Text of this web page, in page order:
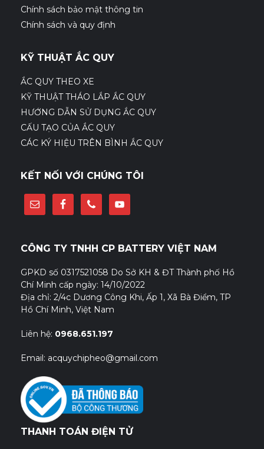
Chính sách bảo mật thông tin
Chính sách và quy định
KỸ THUẬT ẮC QUY
ẮC QUY THEO XE
KỸ THUẬT THÁO LẮP ẮC QUY
HƯỚNG DẪN SỬ DỤNG ẮC QUY
CẤU TẠO CỦA ẮC QUY
CÁC KÝ HIỆU TRÊN BÌNH ẮC QUY
KẾT NỐI VỚI CHÚNG TÔI
CÔNG TY TNHH CP BATTERY VIỆT NAM
GPKD số 0317521058 Do Sở KH & ĐT Thành phố Hồ
Chí Minh cấp ngày: 14/10/2022
Địa chỉ: 2/4c Dương Công Khi, Ấp 1, Xã Bà Điểm, TP
Hồ Chí Minh, Việt Nam
Liên hệ: 0968.651.197
Email: acquychipheo@gmail.com
THANH TOÁN ĐIỆN TỬ